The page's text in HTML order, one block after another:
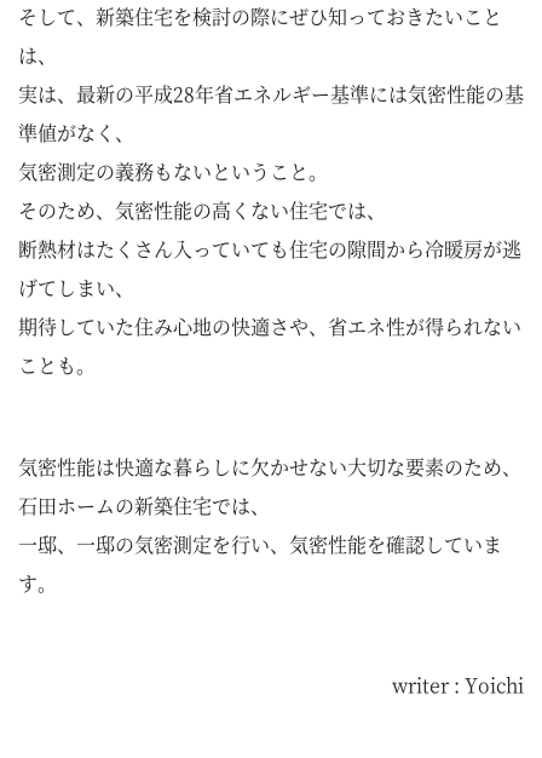
そして、新築住宅を検討の際にぜひ知っておきたいこと
は、
実は、最新の平成28年省エネルギー基準には気密性能の基
準値がなく、
気密測定の義務もないということ。
そのため、気密性能の高くない住宅では、
断熱材はたくさん入っていても住宅の隙間から冷暖房が逃
げてしまい、
期待していた住み心地の快適さや、省エネ性が得られない
ことも。
気密性能は快適な暮らしに欠かせない大切な要素のため、
石田ホームの新築住宅では、
一邸、一邸の気密測定を行い、気密性能を確認していま
す。
writer : Yoichi